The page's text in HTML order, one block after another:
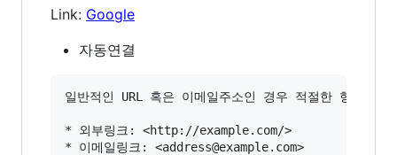
Link: Google
자동연결
일반적인 URL 혹은 이메일주소인 경우 적절한 형식으
* 외부링크: <http://example.com/>